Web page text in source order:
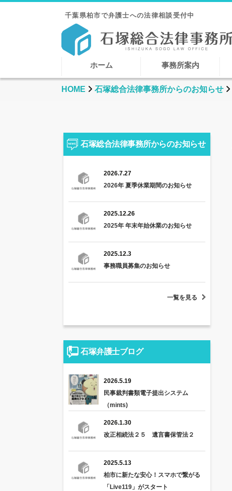
千葉県柏市で弁護士への法律相談受付中
ホーム 事務所案内
HOME 石塚総合法律事務所からのお知らせ
石塚総合法律事務所からのお知らせ
2026.7.27
2026年 夏季休業期間のお知らせ
2025.12.26
2025年 年末年始休業のお知らせ
2025.12.3
事務職員募集のお知らせ
一覧を見る
石塚弁護士ブログ
2026.5.19
民事裁判書類電子提出システム
（mints)
2026.1.30
改正相続法２５ 遺言書保管法２
2025.5.13
柏市に新たな安心！スマホで繋がる
「Live119」がスタート